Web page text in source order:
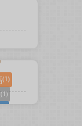
(1)
(1)